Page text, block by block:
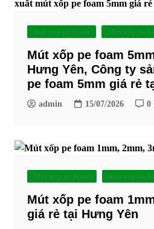
mut xop pe foam Mút xốp pe
Mút xốp pe foam
Hưng Yên, Công ty
pe foam 5mm giá rẻ
admin 15/07/2026 0
Mút xốp pe foam mut xop pe
Mút xốp pe foam
giá rẻ tại Hưng Yên